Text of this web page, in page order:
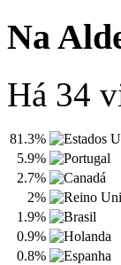
Na
Há 34
81.3%
5.9%
2.7%
2%
1.9%
0.9%
0.8%